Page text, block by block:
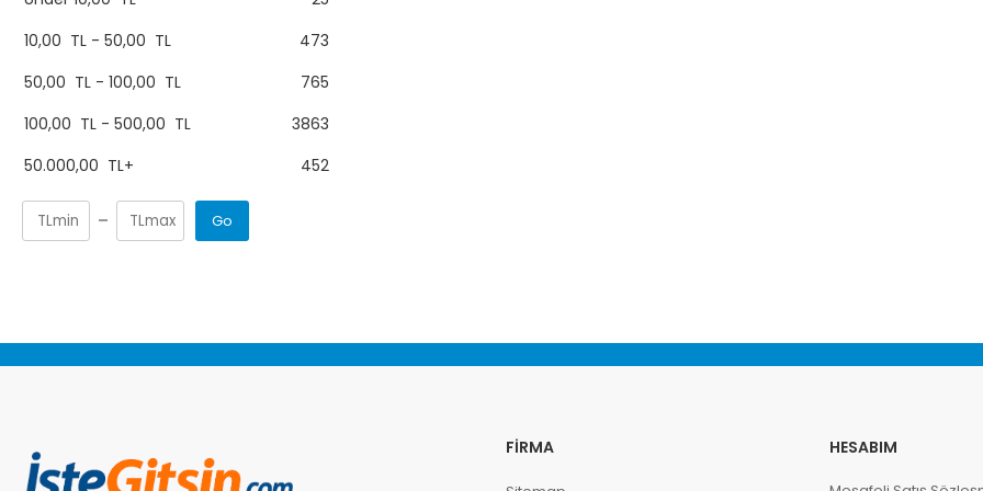
10,00 TL - 50,00 TL
473
50,00 TL - 100,00 TL
765
100,00 TL - 500,00 TL
3863
50.000,00 TL+ 452
Go
FIRMA HESABIM